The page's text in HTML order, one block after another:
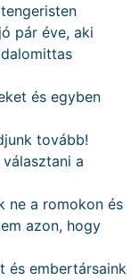
pár éve, aki
és egyben
tovább!
a
ne a romokon és
azon, hogy
és embertársaink